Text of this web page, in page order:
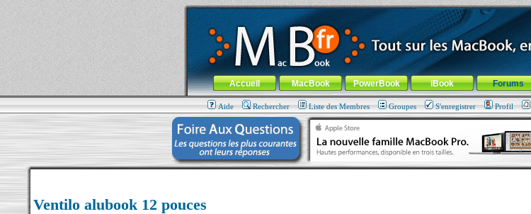
MacBook-fr.com : 100% Apple... 100% nomade !
Aller au contenu-Aller au menu général-Aller au menu de la rubrique
Menu général
Accueil MacBook PowerBook iBook Forums
Aide Rechercher Liste des Membres Groupes S'enregistrer Profil
Ventilo alubook 12 pouces